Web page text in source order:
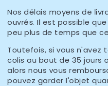
Nos délais moyens de
ouvrés. Il est possible
peu plus de temps que
Toutefois, si vous n'avez
colis au bout de 35 jours
alors nous vous
pouvez garder l'objet